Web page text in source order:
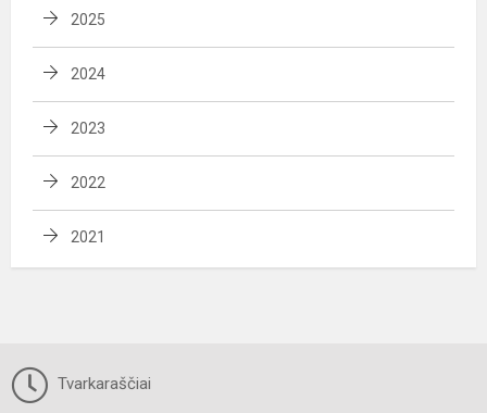
2025
2024
2023
2022
2021
Tvarkaraščiai